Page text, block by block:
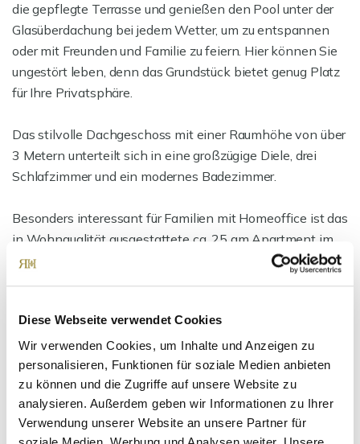
Diese Webseite verwendet Cookies
Wir verwenden Cookies, um Inhalte und Anzeigen zu
personalisieren, Funktionen für soziale Medien anbieten
zu können und die Zugriffe auf unsere Website zu
analysieren. Außerdem geben wir Informationen zu Ihrer
Verwendung unserer Website an unsere Partner für
die gepflegte Terrasse und genießen den Pool unter der
Glasüberdachung bei jedem Wetter, um zu entspannen
oder mit Freunden und Familie zu feiern. Hier können Sie
ungestört leben, denn das Grundstück bietet genug Platz
für Ihre Privatsphäre.
Das stilvolle Dachgeschoss mit einer Raumhöhe von über
3 Metern unterteilt sich in eine großzügige Diele, drei
Schlafzimmer und ein modernes Badezimmer.
Besonders interessant für Familien mit Homeoffice ist das
in Wohnqualität ausgestattete ca. 25 qm Apartment im
separaten Gebäude mit großen Fenster,
Wenn Sie dieses außergewöhnliche Anwesen
besichtigen möchten, stehen wir Ihnen gerne für einen
Termin zur Verfügung.
Ansprechpartner